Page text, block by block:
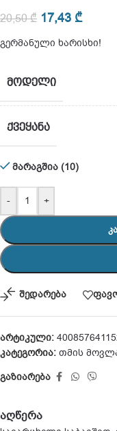
20,50₾ 17,43 ₾
გერმანული ხარისხი!
ᲛᲝᲓᲔᲚᲘ
ᲥᲕᲔᲧᲐᲜᲐ
მარაგშია (10)
- +
შედარება
არტიკული:
კატეგორია: თმის
გაზიარება
აღწერა